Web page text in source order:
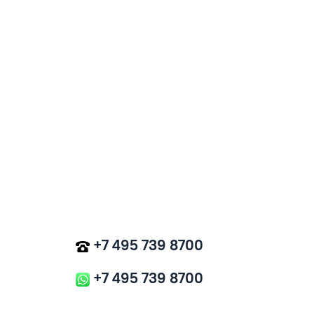
+7 495 739 8700
+7 495 739 8700